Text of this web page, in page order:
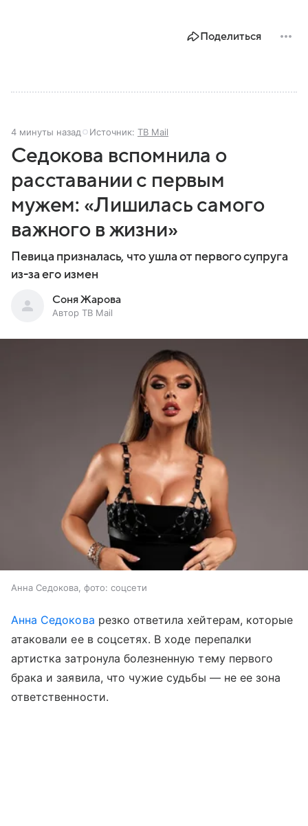
Поделиться
4 минуты назад Источник: ТВ Mail
Седокова вспомнила о
расставании с первым
мужем: «Лишилась самого
важного в жизни»
Певица призналась, что ушла от первого супруга
из-за его измен
Соня Жарова
Автор ТВ Mail
Анна Седокова, фото: соцсети
Анна Седокова резко ответила хейтерам, которые
атаковали ее в соцсетях. В ходе перепалки
артистка затронула болезненную тему первого
брака и заявила, что чужие судьбы — не ее зона
ответственности.